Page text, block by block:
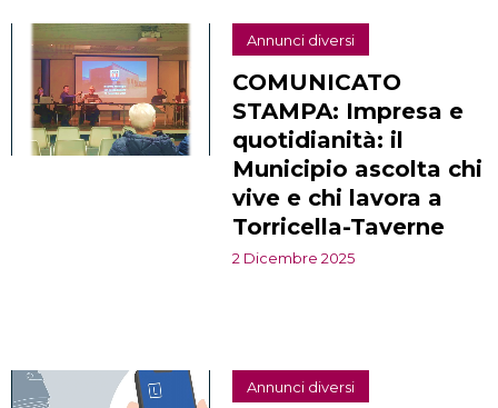
Annunci diversi
COMUNICATO
STAMPA: Impresa e
quotidianità: il
Municipio ascolta chi
vive e chi lavora a
Torricella-Taverne
2 Dicembre 2025
Annunci diversi